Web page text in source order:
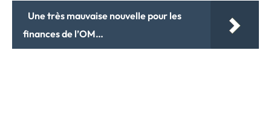
Une très mauvaise nouvelle pour les
finances de l’OM…